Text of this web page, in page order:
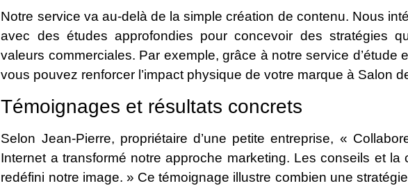
Notre service va au-delà de la simple création de contenu. Nous
avec des études approfondies pour concevoir des stratégies
valeurs commerciales. Par exemple, grâce à notre service d’étude
vous pouvez renforcer l’impact physique de votre marque à Salon
Témoignages et résultats concrets
Selon Jean-Pierre, propriétaire d’une petite entreprise, «
Internet a transformé notre approche marketing. Les conseils et la
redéfini notre image. » Ce témoignage illustre combien une